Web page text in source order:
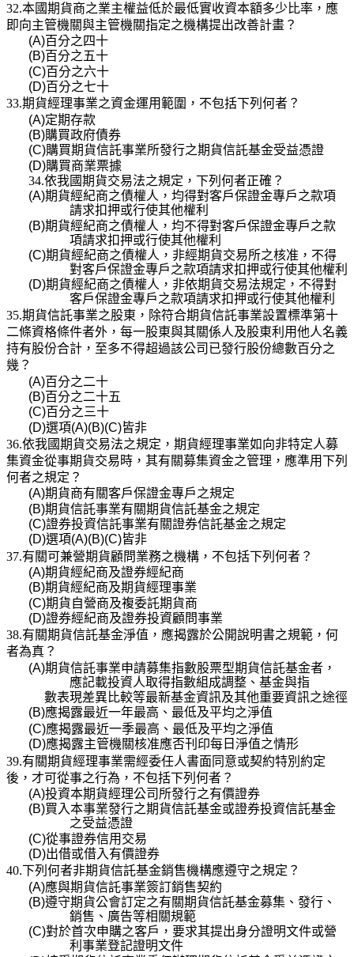
32.本國期貨商之業主權益低於最低實收資本額多少比率，應
即向主管機關與主管機關指定之機構提出改善計畫？
(A)百分之四十
(B)百分之五十
(C)百分之六十
(D)百分之七十
33.期貨經理事業之資金運用範圍，不包括下列何者？
(A)定期存款
(B)購買政府債券
(C)購買期貨信託事業所發行之期貨信託基金受益憑證
(D)購買商業票據
34.依我國期貨交易法之規定，下列何者正確？
(A)期貨經紀商之債權人，均得對客戶保證金專戶之款項
請求扣押或行使其他權利
(B)期貨經紀商之債權人，均不得對客戶保證金專戶之款
項請求扣押或行使其他權利
(C)期貨經紀商之債權人，非經期貨交易所之核准，不得
對客戶保證金專戶之款項請求扣押或行使其他權利
(D)期貨經紀商之債權人，非依期貨交易法規定，不得對
客戶保證金專戶之款項請求扣押或行使其他權利
35.期貨信託事業之股東，除符合期貨信託事業設置標準第十
二條資格條件者外，每一股東與其關係人及股東利用他人名義
持有股份合計，至多不得超過該公司已發行股份總數百分之
幾？
(A)百分之二十
(B)百分之二十五
(C)百分之三十
(D)選項(A)(B)(C)皆非
36.依我國期貨交易法之規定，期貨經理事業如向非特定人募
集資金從事期貨交易時，其有關募集資金之管理，應準用下列
何者之規定？
(A)期貨商有關客戶保證金專戶之規定
(B)期貨信託事業有關期貨信託基金之規定
(C)證券投資信託事業有關證券信託基金之規定
(D)選項(A)(B)(C)皆非
37.有關可兼營期貨顧問業務之機構，不包括下列何者？
(A)期貨經紀商及證券經紀商
(B)期貨經紀商及期貨經理事業
(C)期貨自營商及複委託期貨商
(D)證券經紀商及證券投資顧問事業
38.有關期貨信託基金淨值，應揭露於公開說明書之規範，何
者為真？
(A)期貨信託事業申請募集指數股票型期貨信託基金者，
應記載投資人取得指數組成調整、基金與指
數表現差異比較等最新基金資訊及其他重要資訊之途徑
(B)應揭露最近一年最高、最低及平均之淨值
(C)應揭露最近一季最高、最低及平均之淨值
(D)應揭露主管機關核准應否刊印每日淨值之情形
39.有關期貨經理事業需經委任人書面同意或契約特別約定
後，才可從事之行為，不包括下列何者？
(A)投資本期貨經理公司所發行之有價證券
(B)買入本事業發行之期貨信託基金或證券投資信託基金
之受益憑證
(C)從事證券信用交易
(D)出借或借入有價證券
40.下列何者非期貨信託基金銷售機構應遵守之規定？
(A)應與期貨信託事業簽訂銷售契約
(B)遵守期貨公會訂定之有關期貨信託基金募集、發行、
銷售、廣告等相關規範
(C)對於首次申購之客戶，要求其提出身分證明文件或營
利事業登記證明文件